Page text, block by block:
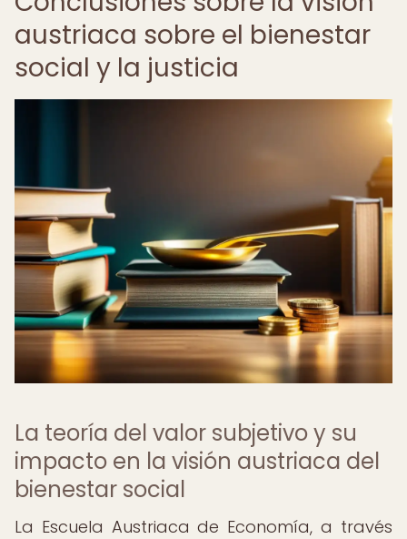
austriaca sobre el bienestar
social y la justicia
La teoría del valor subjetivo y su
impacto en la visión austriaca del
bienestar social
La Escuela Austriaca de Economía, a través